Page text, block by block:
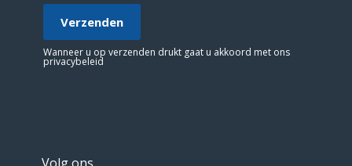
Wanneer u op verzenden drukt gaat u akkoord met ons
privacybeleid